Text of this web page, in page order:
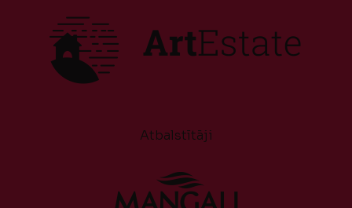
Atbalstītāji